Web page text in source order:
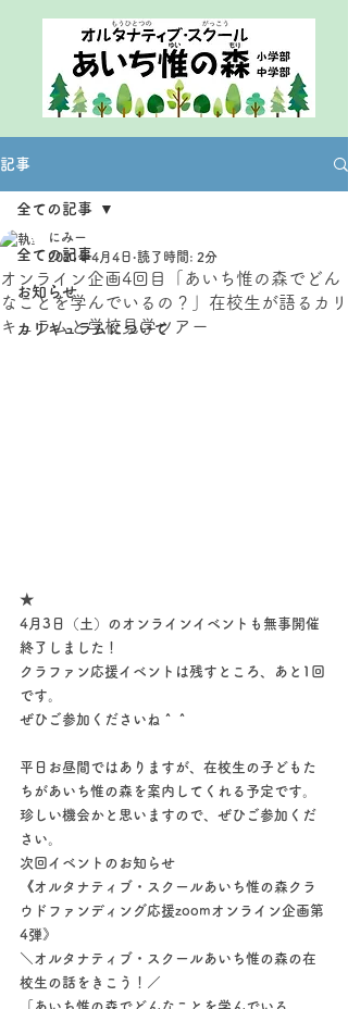
記事
全ての記事
お知らせ
カリキュラムについて
全ての記事
オンライン企画4回目「あいち惟の森でどん
なことを学んでいるの？」在校生が語るカリ
キュラムと学校見学ツアー
にみー
2021年4月4日 読了時間: 2分
★
4月3日（土）のオンラインイベントも無事開催
終了しました！
クラファン応援イベントは残すところ、あと1回
です。
ぜひご参加くださいね＾＾
平日お昼間ではありますが、在校生の子どもた
ちがあいち惟の森を案内してくれる予定です。
珍しい機会かと思いますので、ぜひご参加くだ
さい。
次回イベントのお知らせ
《オルタナティブ・スクールあいち惟の森クラ
ウドファンディング応援zoomオンライン企画第
4弾》
＼オルタナティブ・スクールあいち惟の森の在
校生の話をきこう！／
「あいち惟の森でどんなことを学んでいる